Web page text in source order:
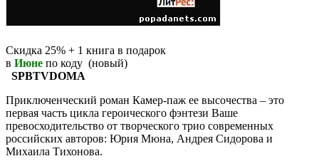
Скидка 25% + 1 книга в подарок
в Июне по коду (новый)
SPBTVDOMA
Приключенческий роман Камер-паж ее высочества – это
первая часть цикла героического фэнтези Ваше
превосходительство от творческого трио современных
российских авторов: Юрия Мюна, Андрея Сидорова и
Михаила Тихонова.